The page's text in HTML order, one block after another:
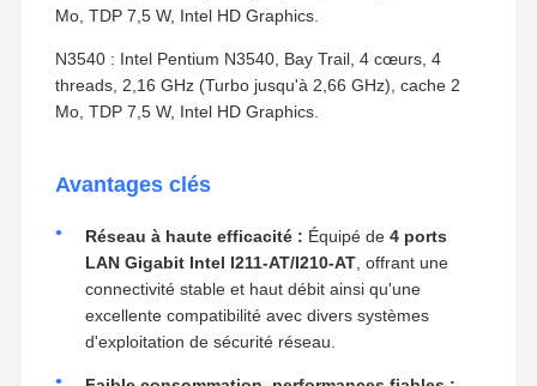
Mo, TDP 7,5 W, Intel HD Graphics.
N3540 : Intel Pentium N3540, Bay Trail, 4 cœurs, 4
threads, 2,16 GHz (Turbo jusqu'à 2,66 GHz), cache 2
Mo, TDP 7,5 W, Intel HD Graphics.
Avantages clés
Réseau à haute efficacité : Équipé de 4 ports
LAN Gigabit Intel I211-AT/I210-AT, offrant une
connectivité stable et haut débit ainsi qu'une
excellente compatibilité avec divers systèmes
d'exploitation de sécurité réseau.